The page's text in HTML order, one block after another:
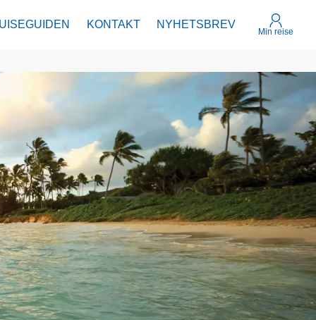
KONTAKT NYHETSBREV
Min reise